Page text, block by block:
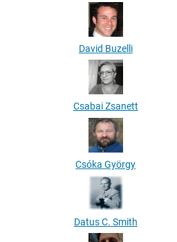
David Buzelli
Csabai Zsanett
Csóka György
Datus C. Smith